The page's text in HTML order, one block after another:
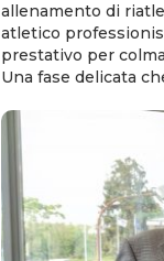
allenamento di
atletico
prestativo per
Una fase delicata